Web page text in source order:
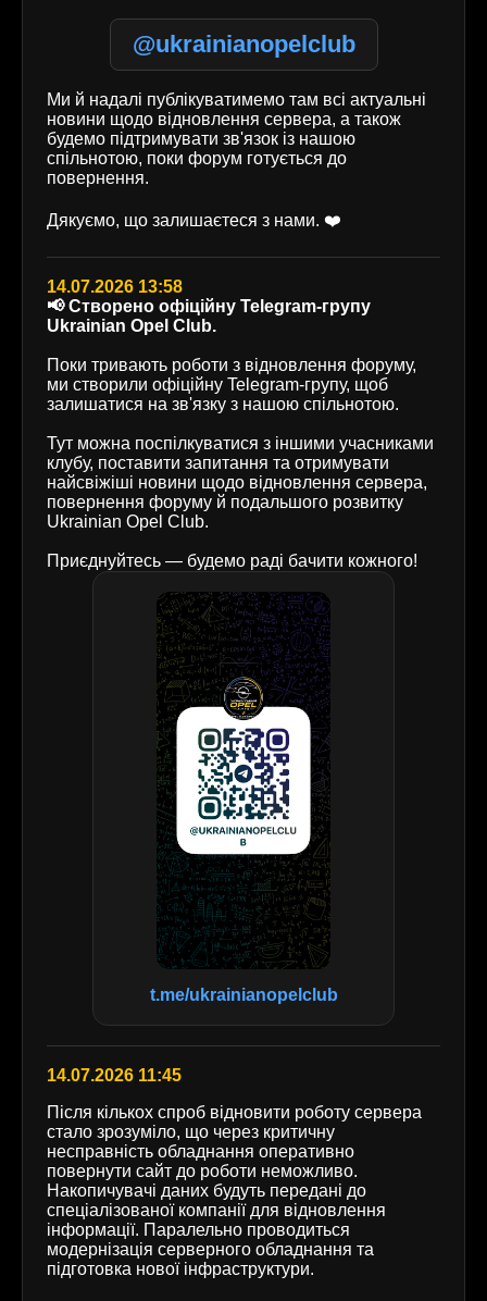
@ukrainianopelclub
Ми й надалі публікуватимемо там всі актуальні
новини щодо відновлення сервера, а також
будемо підтримувати зв'язок із нашою
спільнотою, поки форум готується до
повернення.
Дякуємо, що залишаєтеся з нами. ❤️
14.07.2026 13:58
📢 Створено офіційну Telegram-групу
Ukrainian Opel Club.
Поки тривають роботи з відновлення форуму,
ми створили офіційну Telegram-групу, щоб
залишатися на зв'язку з нашою спільнотою.
Тут можна поспілкуватися з іншими учасниками
клубу, поставити запитання та отримувати
найсвіжіші новини щодо відновлення сервера,
повернення форуму й подальшого розвитку
Ukrainian Opel Club.
Приєднуйтесь — будемо раді бачити кожного!
t.me/ukrainianopelclub
14.07.2026 11:45
Після кількох спроб відновити роботу сервера
стало зрозуміло, що через критичну
несправність обладнання оперативно
повернути сайт до роботи неможливо.
Накопичувачі даних будуть передані до
спеціалізованої компанії для відновлення
інформації. Паралельно проводиться
модернізація серверного обладнання та
підготовка нової інфраструктури.